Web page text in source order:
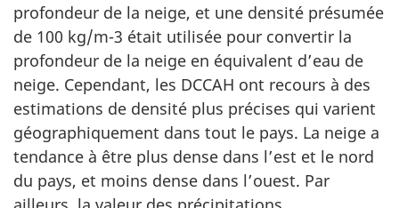
profondeur de la neige, et une densité présumée
de 100 kg/m-3 était utilisée pour convertir la
profondeur de la neige en équivalent d’eau de
neige. Cependant, les DCCAH ont recours à des
estimations de densité plus précises qui varient
géographiquement dans tout le pays. La neige a
tendance à être plus dense dans l’est et le nord
du pays, et moins dense dans l’ouest. Par